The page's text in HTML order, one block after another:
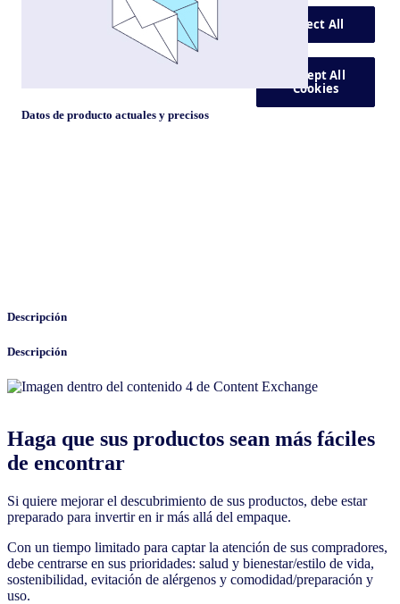
Datos de producto actuales y precisos
Descripción
Descripción
Haga que sus productos sean más fáciles
de encontrar
Si quiere mejorar el descubrimiento de sus productos, debe estar
preparado para invertir en ir más allá del empaque.
Con un tiempo limitado para captar la atención de sus compradores,
debe centrarse en sus prioridades: salud y bienestar/estilo de vida,
sostenibilidad, evitación de alérgenos y comodidad/preparación y
uso.